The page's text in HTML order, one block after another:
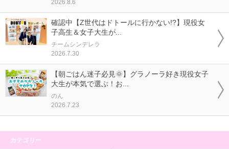
2026.8.6
確認中【Z世代はドトールに行かない!?】現役女
子高生＆女子大生が...
チームシンデレラ
2026.7.30
【朝ごはん迷子必見🌞】グラノーラ好き現役女子
大生が本気で選ぶ！お...
のん
2026.7.23
カテゴリー